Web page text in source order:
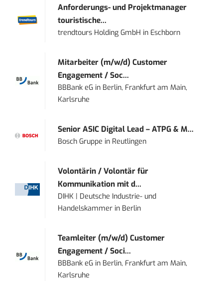
Anforderungs- und Projektmanager
touristische...
trendtours Holding GmbH in Eschborn
Mitarbeiter (m/w/d) Customer
Engagement / Soc...
BBBank eG in Berlin, Frankfurt am Main,
Karlsruhe
Senior ASIC Digital Lead – ATPG & M...
Bosch Gruppe in Reutlingen
Volontärin / Volontär für
Kommunikation mit d...
DIHK | Deutsche Industrie- und
Handelskammer in Berlin
Teamleiter (m/w/d) Customer
Engagement / Soci...
BBBank eG in Berlin, Frankfurt am Main,
Karlsruhe